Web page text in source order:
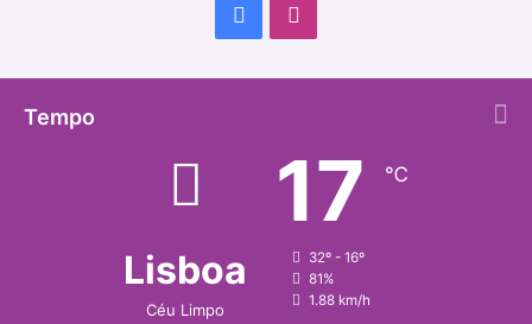
Facebook
Tempo
Lisboa
Céu Limpo
17 ℃
32º - 16º
81%
1.88 km/h